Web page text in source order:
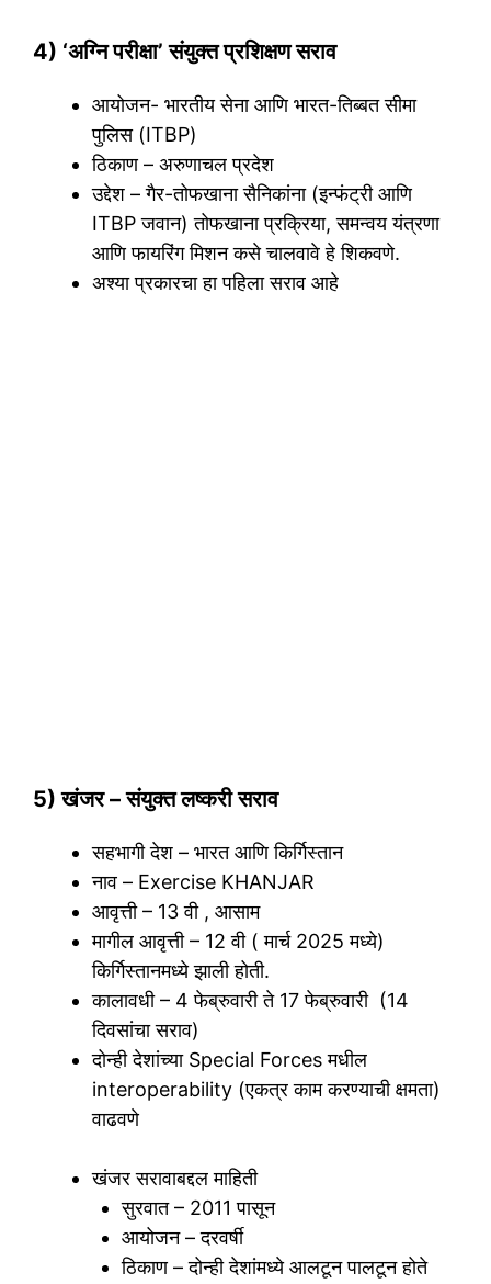
4) ‘अग्नि परीक्षा’ संयुक्त प्रशिक्षण सराव
आयोजन- भारतीय सेना आणि भारत-तिब्बत सीमा
पुलिस (ITBP)
ठिकाण – अरुणाचल प्रदेश
उद्देश – गैर-तोफखाना सैनिकांना (इन्फंट्री आणि
ITBP जवान) तोफखाना प्रक्रिया, समन्वय यंत्रणा
आणि फायरिंग मिशन कसे चालवावे हे शिकवणे.
अश्या प्रकारचा हा पहिला सराव आहे
5) खंजर – संयुक्त लष्करी सराव
सहभागी देश – भारत आणि किर्गिस्तान
नाव – Exercise KHANJAR
आवृत्ती – 13 वी , आसाम
मागील आवृत्ती – 12 वी ( मार्च 2025 मध्ये)
किर्गिस्तानमध्ये झाली होती.
कालावधी – 4 फेब्रुवारी ते 17 फेब्रुवारी (14
दिवसांचा सराव)
दोन्ही देशांच्या Special Forces मधील
interoperability (एकत्र काम करण्याची क्षमता)
वाढवणे
खंजर सरावाबद्दल माहिती
सुरवात – 2011 पासून
आयोजन – दरवर्षी
ठिकाण – दोन्ही देशांमध्ये आलटून पालटून होते